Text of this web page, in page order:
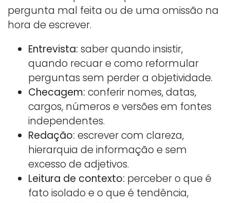
pergunta mal feita ou de uma omissão na
hora de escrever.
Entrevista: saber quando insistir,
quando recuar e como reformular
perguntas sem perder a objetividade.
Checagem: conferir nomes, datas,
cargos, números e versões em fontes
independentes.
Redação: escrever com clareza,
hierarquia de informação e sem
excesso de adjetivos.
Leitura de contexto: perceber o que é
fato isolado e o que é tendência,